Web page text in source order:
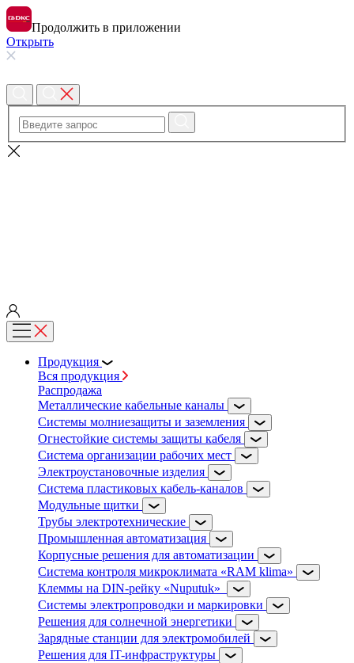
Продолжить в приложении
Открыть
Продукция
Вся продукция
Распродажа
Металлические кабельные каналы
Системы молниезащиты и заземления
Огнестойкие системы защиты кабеля
Система организации рабочих мест
Электроустановочные изделия
Система пластиковых кабель-каналов
Модульные щитки
Трубы электротехнические
Промышленная автоматизация
Корпусные решения для автоматизации
Система контроля микроклимата «RAM klima»
Клеммы на DIN-рейку «Nuputuk»
Системы электропроводки и маркировки
Решения для солнечной энергетики
Зарядные станции для электромобилей
Решения для IT-инфраструктуры